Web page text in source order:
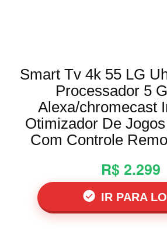
Smart Tv 4k 55 LG
Processador 5
Alexa/chromecast
Otimizador De
Com Controle
R$ 2.299
IR PARA